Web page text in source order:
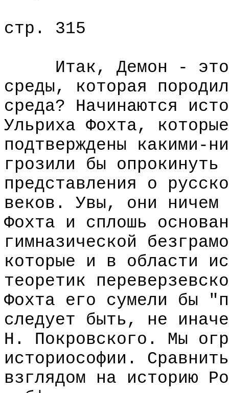
стр. 315
Итак, Демон - это
среды, которая
среда? Начинаются
Ульриха Фохта,
подтверждены какими-
грозили бы опрокинуть
представления о
веков. Увы, они ничем
Фохта и сплошь
гимназической
которые и в области
теоретик
Фохта его сумели бы
следует быть, не
Н. Покровского. Мы
историософии.
взглядом на историю